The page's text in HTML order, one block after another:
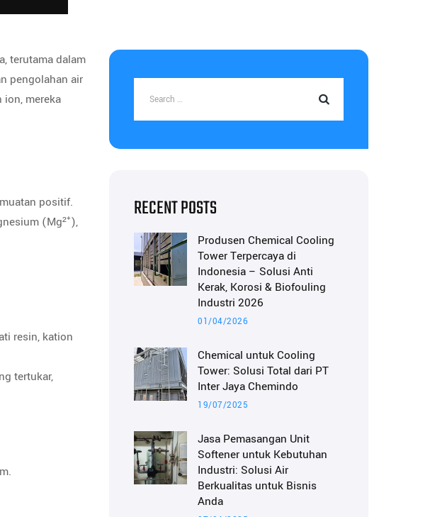
terutama dalam
pengolahan air
ion, mereka
positif.
(Mg²⁺),
resin, kation
tertukar,
RECENT POSTS
Produsen Chemical Cooling
Tower Terpercaya di
Indonesia – Solusi Anti
Kerak, Korosi & Biofouling
Industri 2026
01/04/2026
Chemical untuk Cooling
Tower: Solusi Total dari PT
Inter Jaya Chemindo
19/07/2025
Jasa Pemasangan Unit
Softener untuk Kebutuhan
Industri: Solusi Air
Berkualitas untuk Bisnis
Anda